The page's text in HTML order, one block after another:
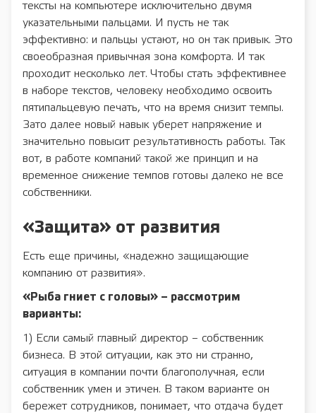
тексты на компьютере исключительно двумя
указательными пальцами. И пусть не так
эффективно: и пальцы устают, но он так привык. Это
своеобразная привычная зона комфорта. И так
проходит несколько лет. Чтобы стать эффективнее
в наборе текстов, человеку необходимо освоить
пятипальцевую печать, что на время снизит темпы.
Зато далее новый навык уберет напряжение и
значительно повысит результативность работы. Так
вот, в работе компаний такой же принцип и на
временное снижение темпов готовы далеко не все
собственники.
«Защита» от развития
Есть еще причины, «надежно защищающие
компанию от развития».
«Рыба гниет с головы» – рассмотрим
варианты:
1) Если самый главный директор – собственник
бизнеса. В этой ситуации, как это ни странно,
ситуация в компании почти благополучная, если
собственник умен и этичен. В таком варианте он
бережет сотрудников, понимает, что отдача будет